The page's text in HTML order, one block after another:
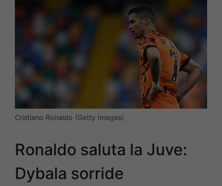
Cristiano Ronaldo (Getty Images)
Ronaldo saluta la Juve:
Dybala sorride